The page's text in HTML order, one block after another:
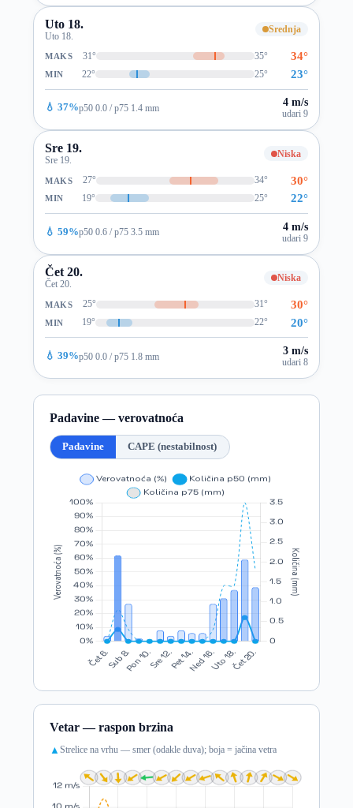
Uto 18.
Uto 18.
Srednja
MAKS 31° 35° 34°
MIN 22° 25° 23°
💧 37%p50 0.0 / p75 1.4 mm 4 m/s
udari 9
Sre 19.
Sre 19.
Niska
MAKS 27° 34° 30°
MIN 19° 25° 22°
💧 59%p50 0.6 / p75 3.5 mm 4 m/s
udari 9
Čet 20.
Čet 20.
Niska
MAKS 25° 31° 30°
MIN 19° 22° 20°
💧 39%p50 0.0 / p75 1.8 mm 3 m/s
udari 8
Padavine — verovatnoća
Padavine CAPE (nestabilnost)
Vetar — raspon brzina
▲ Strelice na vrhu — smer (odakle duva); boja = jačina vetra